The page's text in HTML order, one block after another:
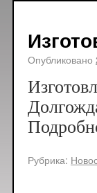
Опубликовано
Рубрика: